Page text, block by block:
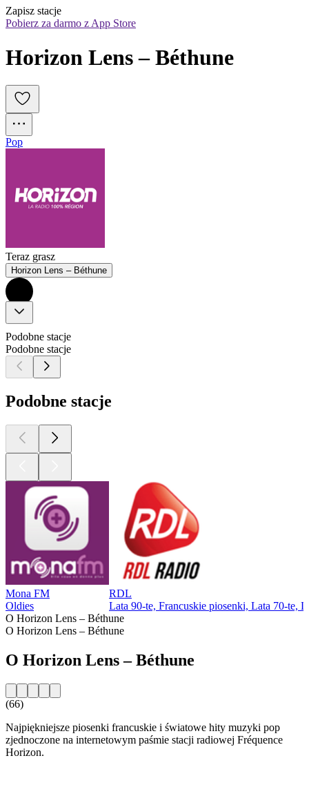
Zapisz stacje
Pobierz za darmo z App Store
Horizon Lens – Béthune
Pop
Teraz grasz
Horizon Lens – Béthune
Podobne stacje
Podobne stacje
Podobne stacje
Mona FM
Oldies
RDL
Lata 90-te, Francuskie piosenki, Lata 70-te,
O Horizon Lens – Béthune
O Horizon Lens – Béthune
O Horizon Lens – Béthune
(66)
Najpiękniejsze piosenki francuskie i światowe hity muzyki pop
zjednoczone na internetowym paśmie stacji radiowej Fréquence
Horizon.